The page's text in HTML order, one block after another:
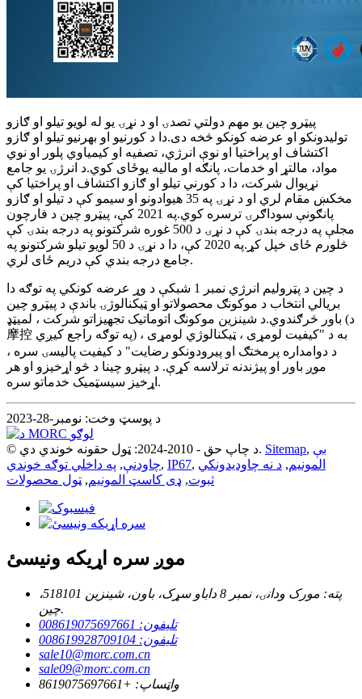
پیټرو چین یو مهم دولتي تصدۍ او د نړۍ یو له لویو تیلو او ګازو
تولیدونکو او عرضه کونکو څخه دی.دا د کورنیو او بهرنیو تیلو او ګازو
اکتشاف او پراختیا او نوې انرژي، تصفیه او کیمیاوي پلور او نوي
مواد، مالتړ او خدمات، پانګه او مالیه یوځای کوي.د انرژۍ یو جامع
نړیوال شرکت، دا د کورني تیلو او ګازو اکتشاف او پراختیا کې
مخکښ مقام لري او د نړۍ په 35 هیوادونو او سیمو کې د تیلو او ګازو
پانګونې سوداګرۍ ترسره کوي.په 2021 کې، پیټرو چین د فارچون
مجلې په درجه بندۍ کې د نړۍ د 500 غوره شرکتونو په درجه بندۍ کې
څلورم ځای خپل کړ.په 2020 کې، دا د نړۍ د 50 لویو تیلو شرکتونو په
جامع درجه بندي کې دریم ځای لري.
د چین د پټرولیم انرژي نمبر 1 شبکې د وړ عرضه کونکي په توګه دا
بریالي انتخاب د موکونګ محصولاتو او ټیکنالوژۍ باندې د پیټرو چین
باور څرګندوي.د شینزین موکونګ اتوماتیک تجهیزاتو شرکت ، لمیټډ (د
摩控 په توګه راجع کیږي) به د "کیفیت لومړی ، ټیکنالوژي لومړی ،
د دوامداره پرمختګ او پیرودونکو رضایت" د کیفیت پالیسۍ سره ،
موږ باور او پیژندنه ترلاسه کړې. د پیټرو چینا د څو اړخیزو او هر
اړخیز سیسټمیک خدماتو سره.
د پوسټ وخت: نومبر-28-2023
© د چاپ حق - 2010-2024: ټول حقونه خوندي دي. Sitemap, بې
چاودنې, په داخلي توګه خوندي , IP67, المونیم, د نه چاودیدونکي
ثبوت, ډی کاسټ المونیم, ټول محصولات
موږ سره اړیکه ونیسئ
پته: مورک ودانۍ، نمبر 8 داباو سړک، باون، شینزین 518101،
چین.
تلیفون: 008619075697661
تلیفون: 008619928709104
sale10@morc.com.cn
sale09@morc.com.cn
واټساپ: +8619075697661